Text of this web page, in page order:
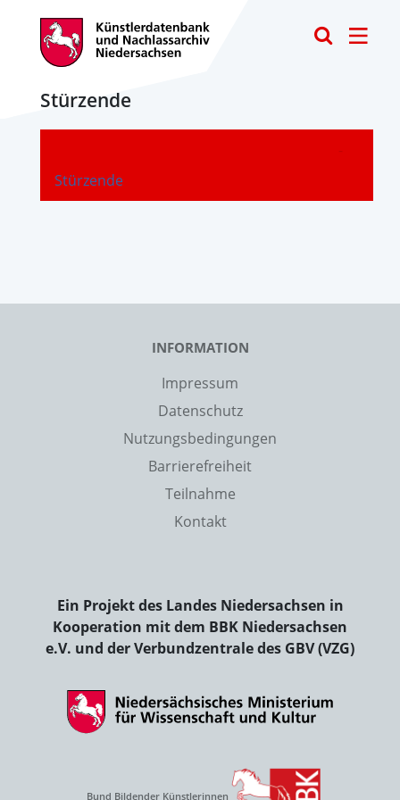
Stürzende
Stürzende
-
INFORMATION
Impressum
Datenschutz
Nutzungsbedingungen
Barrierefreiheit
Teilnahme
Kontakt
Ein Projekt des Landes Niedersachsen in
Kooperation mit dem BBK Niedersachsen
e.V. und der Verbundzentrale des GBV (VZG)
Bund Bildender Künstlerinnen